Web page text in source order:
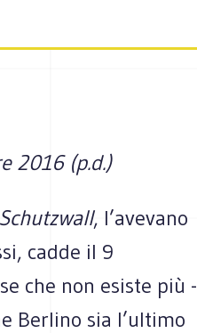
2016 (p.d.)
, l’avevano
cadde il 9
che non esiste più -
Berlino sia l’ultimo